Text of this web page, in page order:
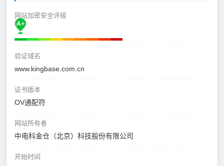
网站加密安全评级
验证域名
www.kingbase.com.cn
证书版本
OV通配符
网站所有者
中电科金仓（北京）科技股份有限公司
开始时间